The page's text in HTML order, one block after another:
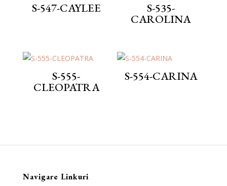
S-547-CAYLEE S-535-
CAROLINA
S-555-
CLEOPATRA
S-554-CARINA
Navigare Linkuri